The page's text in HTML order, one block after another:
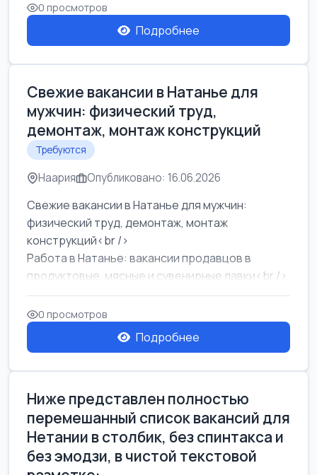
0 просмотров
Подробнее
Свежие вакансии в Натанье для
мужчин: физический труд,
демонтаж, монтаж конструкций
Требуются
Наария Опубликовано: 16.06.2026
Свежие вакансии в Натанье для мужчин:
физический труд, демонтаж, монтаж
конструкций<br />
Работа в Натанье: вакансии продавцов в
продуктовые, мясные и сувенирные лавки<br />
Разнорабочий на сборку м...
0 просмотров
Подробнее
Ниже представлен полностью
перемешанный список вакансий для
Нетании в столбик, без спинтакса и
без эмодзи, в чистой текстовой